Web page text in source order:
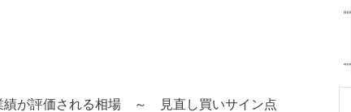
績が評価される相場 ～ 見直し買いサイン点